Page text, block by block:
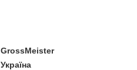
GrossMeister
Україна